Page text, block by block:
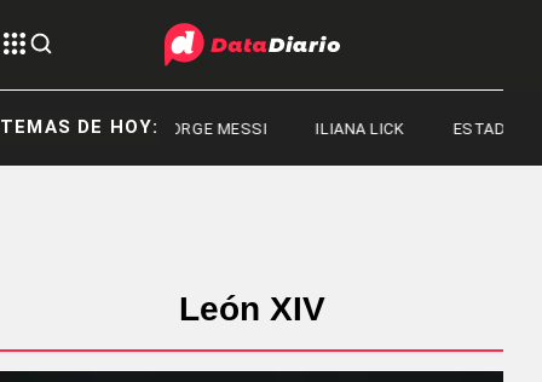
TEMAS DE HOY:JORGE MESSI ILIANA LICK ESTADOS
León XIV